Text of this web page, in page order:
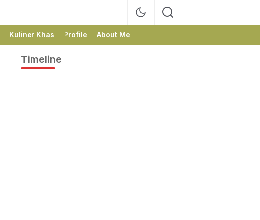
Kuliner Khas Profile About Me
Timeline